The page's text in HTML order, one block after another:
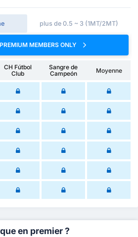
plus de 0.5 ~ 3 (1MT/2MT)
MEMBERS ONLY
CH Fútbol
Club
Sangre de
Campeón
Moyenne
en premier ?